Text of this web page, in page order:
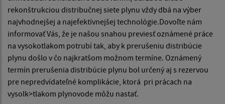
rekonštrukciou distribučnej siete plynu vždy dbá na výber
najvhodnejšej a najefektívnejšej technológie.Dovoľte nám
informovať Vás, že je našou snahou previesť oznámené práce
na vysokotlakom potrubí tak, aby k prerušeniu distribúcie
plynu došlo v čo najkratšom možnom termíne. Oznámený
termín prerušenia distribúcie plynu bol určený aj s rezervou
pre nepredvídateľné komplikácie, ktorá pri prácach na
vysolk>tlakom plynovode môžu nastať.